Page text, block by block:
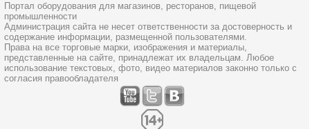
Портал оборудования для магазинов, ресторанов, пищевой
промышленности
Администрация сайта не несет ответственности за достоверность и
содержание информации, размещенной пользователями.
Права на все торговые марки, изображения и материалы,
представленные на сайте, принадлежат их владельцам. Любое
использование текстовых, фото, видео материалов законно только с
согласия правообладателя